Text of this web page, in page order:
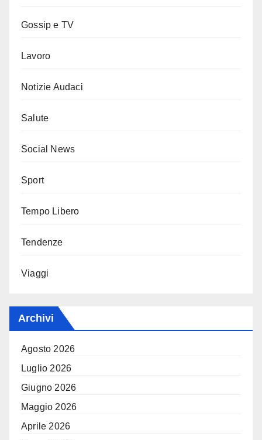
Gossip e TV
Lavoro
Notizie Audaci
Salute
Social News
Sport
Tempo Libero
Tendenze
Viaggi
Archivi
Agosto 2026
Luglio 2026
Giugno 2026
Maggio 2026
Aprile 2026